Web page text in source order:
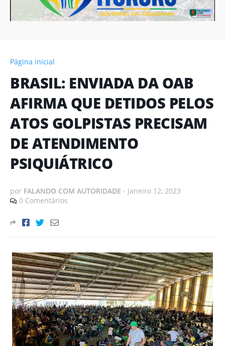
Página inicial
BRASIL: ENVIADA DA OAB
AFIRMA QUE DETIDOS PELOS
ATOS GOLPISTAS PRECISAM
DE ATENDIMENTO
PSIQUIÁTRICO
por FALANDO COM AUTORIDADE - janeiro 12, 2023
0 Comentários